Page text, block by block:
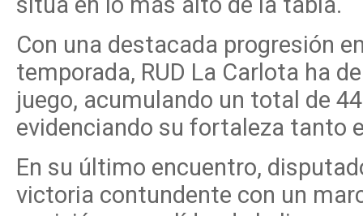
Con una destacada progresión
temporada, RUD La Carlota ha
juego, acumulando un total de
evidenciando su fortaleza tanto
En su último encuentro,
victoria contundente con un